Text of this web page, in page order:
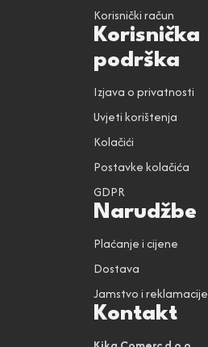
Korisnički račun
Korisnička
podrška
Izjava o privatnosti
Uvjeti korištenja
Kolačići
Postavke kolačića
GDPR
Narudžbe
Plaćanje i cijene
Dostava
Jamstvo i reklamacije
Kontakt